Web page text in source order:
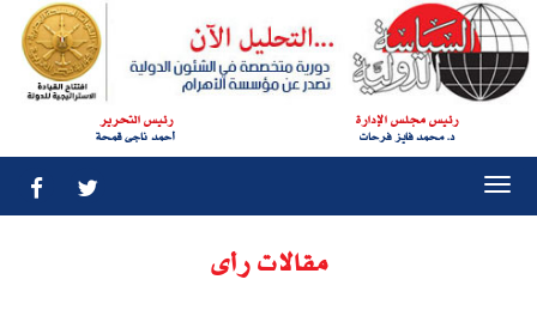
رئيس مجلس الإدارة
د. محمد فايز فرحات
رئيس التحرير
أحمد ناجى قمحة
مقالات رأى